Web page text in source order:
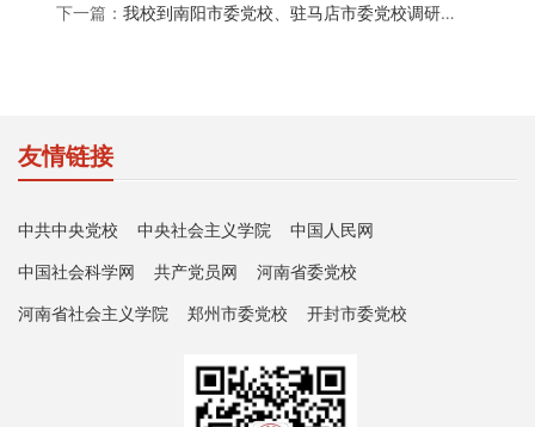
下一篇： 我校到南阳市委党校、驻马店市委党校调研交流
友情链接
中共中央党校 中央社会主义学院 中国人民网
中国社会科学网 共产党员网 河南省委党校
河南省社会主义学院 郑州市委党校 开封市委党校